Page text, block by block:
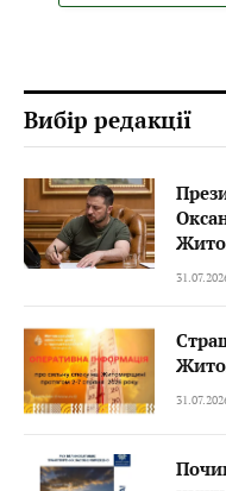
Вибір редакції